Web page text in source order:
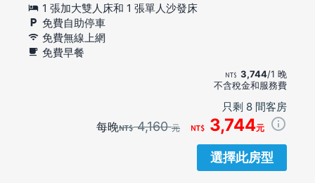
1 張加大雙人床和 1 張單人沙發床
免費自助停車
免費無線上網
免費早餐
3,744/1 晚
不含稅金和服務費
只剩 8 間客房
每晚 4,160元 3,744元
選擇此房型